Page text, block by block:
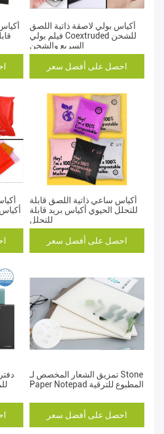
أكياس بولي لاصقة ذاتية اللصق
فيلم بولي Coextruded للشحن
السريع والشحن
احصل على أفضل سعر
أكياس ساعي ذاتية اللصق قابلة
للتحلل الحيوي أكياس بريد قابلة
للتحلل
احصل على أفضل سعر
تمزيق الشعار المخصص لـ Stone
Paper Notepad المطبوع للترقية
احصل على أفضل سعر